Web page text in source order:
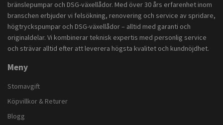
bränslepumpar och DSG-växellådor. Med över 30 års erfarenhet inom
branschen erbjuder vi felsökning, renovering och service av spridare,
högtryckspumpar och DSG-växellådor – alltid med garanti och
originaldelar. Vi kombinerar teknisk expertis med personlig service
och strävar alltid efter att leverera högsta kvalitet och kundnöjdhet.
Meny
Stomavgift
Köpvillkor & Returer
Blogg